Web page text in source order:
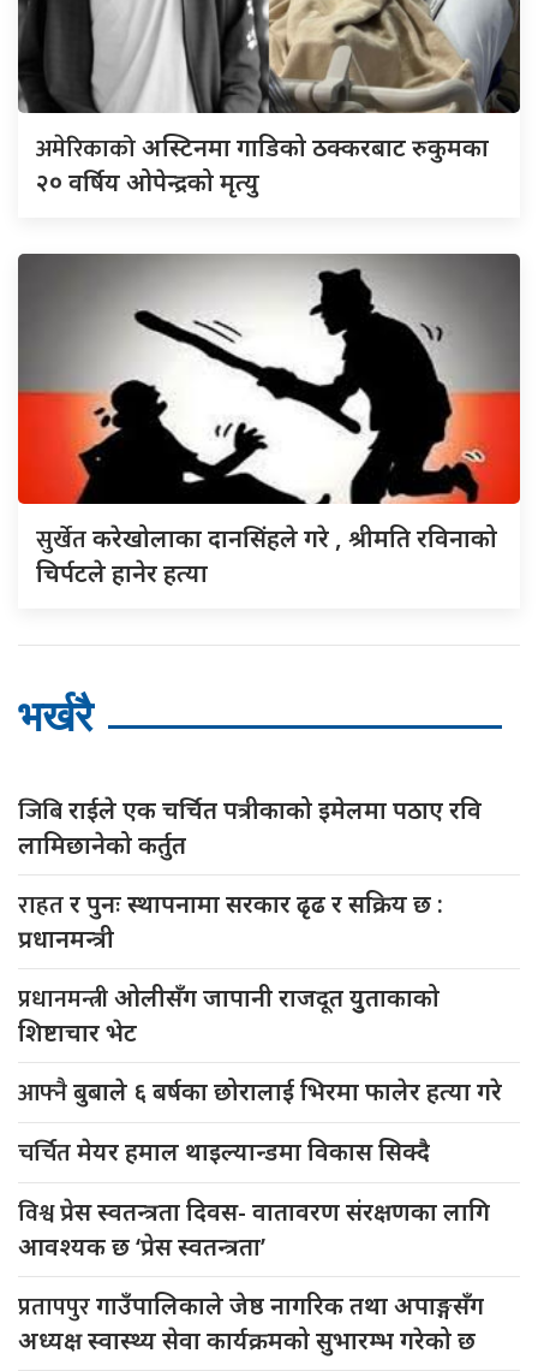
अमेरिकाकोअस्टिनमा गाडिको ठक्करबाट रुकुमका
२० वर्षिय ओपेन्द्रको मृत्यु
सुर्खेतकरेखोलाका दानसिंहले गरे , श्रीमति रविनाको
चिर्पटले हानेर हत्या
भर्खरै
जिबिराईले एक चर्चित पत्रीकाको इमेलमा पठाए रवि
लामिछानेको कर्तुत
राहतर पुनः स्थापनामा सरकार ढृढ र सक्रिय छ :
प्रधानमन्त्री
प्रधानमन्त्रीओलीसँग जापानी राजदूत युुताकाको
शिष्टाचार भेट
आफ्नैबुबाले ६ बर्षका छोरालाई भिरमा फालेर हत्या गरे
चर्चितमेयर हमाल थाइल्यान्डमा विकास सिक्दै
विश्वप्रेस स्वतन्त्रता दिवस- वातावरण संरक्षणका लागि
आवश्यक छ ‘प्रेस स्वतन्त्रता’
प्रतापपुरगाउँपालिकाले जेष्ठ नागरिक तथा अपाङ्गसँग
अध्यक्ष स्वास्थ्य सेवा कार्यक्रमको सुभारम्भ गरेको छ